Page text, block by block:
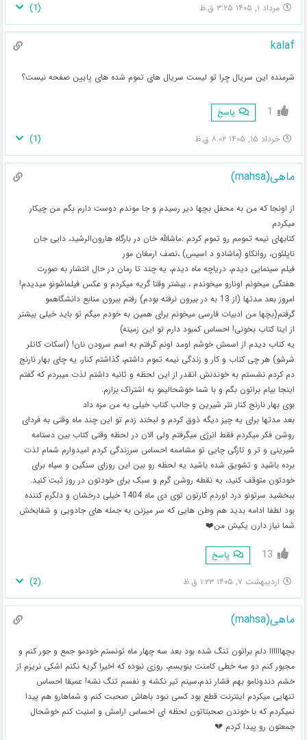
مرداد ۱, ۱۴۰۵ ۳:۲۵ ق.ظ (
1
)
kalaf
شرمنده این سریال چرا تو لیست سریال های تموم شده های پایین صفحه نیست؟
1 پاسخ
خرداد ۱۵, ۱۴۰۵ ۸:۰۲ ق.ظ (
1
)
ماهی(mahsa)
از اونجا که من به محفل بچها دیر رسیدم و جا موندم دوست دارم بگم من چیکار
میکردم
کتابهای نیمه تمومم رو تموم کردم :ماشالله خان در بارگاه هارون‌الرشید، دایی جان
ناپلئون، روانکاو (ماشادو د اسیس) ،نصف ارمغان مور
فیلم سینمایی دیدم، دریاچه ماه دیدم، یه چند تا رمان در حال انتشار به صورت
هفتگی میخونم اونارو میخوندم ، بیشتر وقتا گریه میکردم و عکس فیلماشونو میدیدم!
امروز بعد مدتها (از 13 به در بیرون نرفته بودم) رفتم بیرون منابع دانشگاهمو
گرفتم(بچها من ادبیات فارسی میخونم برای همین به خودم میگم تو باید خیلی بیشتر
از اینا کتاب بخونی! احساس کمبود دارم تو این زمینه)
یه کتاب دیدم از اسمش خوشم اومد اونم گرفتم به اسم سرودن نان! (اسکات کاتلر
شرشو) هر چی کتاب و کار و زندگی نیمه تموم داشتم، گذاشتم کنار، یه چای بهار نارنج
دم کردم نشستم به خوندنش انقدر از این لحظه و ثانیه داشتم لذت میبردم که گفتم
اینجا بیام براتون بگم و با شما خوشحالیمو به اشتراک بزارم.
بوی بهار نارنج کنار نثر شیرین و جالب کتاب خیلی به من مزه داد
بعد مدتها برای یه چیز دیگه ذوق کردم و لبخند زدم تو این چند ماه وقتی به فردای
روشن فکر میکردم فقط انرژی میگرفتم ولی الان در لحظه وقتی کتاب بین دستامه
شیرینی و تر و تازگی چایی تو مشاممه احساس سرزندگی کردم امیدوارم شمام لذت
برده باشید و تشویق شده باشید یه لحظه رو بین این روزای سنگین و سیاه برای
خودتون متوقف کنید، یه نقطه روشن گرم و سبک برای خودتون در روز ثبت کنید.
ببخشید سرتونو درد اوردم کارتون توی دی ماه 1404 خیلی درخشان و دلگرم کننده
بود لطفا ادامه بدید هم وطن هایی که سر میزنن به جمله های جادویی و شفابخش
شما نیاز دارن یکیش من❤️
13 پاسخ
اردیبهشت ۷, ۱۴۰۵ ۱:۲۳ ق.ظ (
2
)
ماهی(mahsa)
بچهاااااا دلم براتون تنگ شده بود بعد سه چهار ماه تونستم خودمو جمع و جور کنم و
مجبور کنم دو سه خطی کامنت بنویسم، روزی نبوده که اخیرا گریه نکنم اشکی نریزم از
خشم دندونامو بهم فشار ندم،سینم تیر نکشه و نفسم تنگ نشه! عمیقا احساس
تنهایی میکردم اینترنت قطع بود کسی نبود باهاش صحبت کنم و شماهارو هم پیدا
نمیکردم که با خوندن صحبتاتون لحظه ای احساس ارامش و امنیت کنم خوشحال
جمعتون رو پیدا کردم 💔